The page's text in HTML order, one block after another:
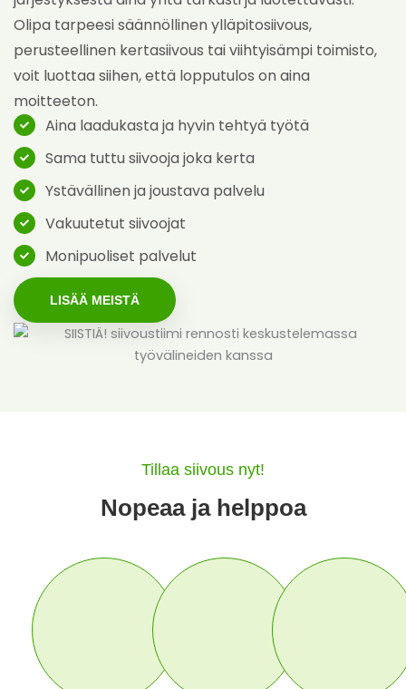
Olipa tarpeesi säännöllinen ylläpitosiivous,
perusteellinen kertasiivous tai viihtyisämpi toimisto,
voit luottaa siihen, että lopputulos on aina
moitteeton.
Aina laadukasta ja hyvin tehtyä työtä
Sama tuttu siivooja joka kerta
Ystävällinen ja joustava palvelu
Vakuutetut siivoojat
Monipuoliset palvelut
LISÄÄ MEISTÄ
Tillaa siivous nyt!
Nopeaa ja helppoa